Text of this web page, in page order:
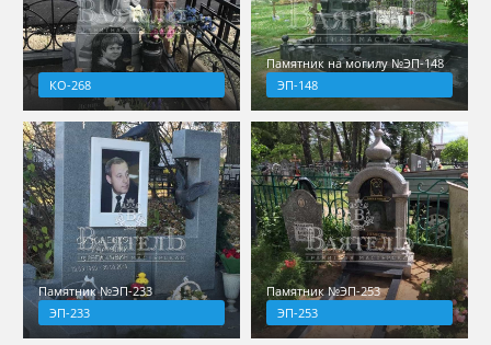
КО-268
Памятник на могилу №ЭП-148
ЭП-148
Памятник №ЭП-233
ЭП-233
Памятник №ЭП-253
ЭП-253